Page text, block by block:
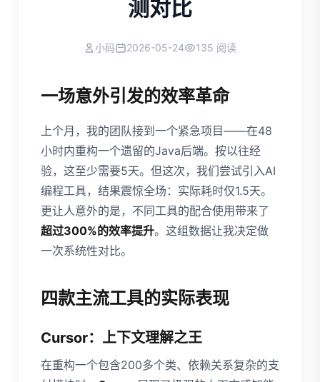
测对比
小码 2026-05-24 135 阅读
一场意外引发的效率革命
上个月，我的团队接到一个紧急项目——在48
小时内重构一个遗留的Java后端。按以往经
验，这至少需要5天。但这次，我们尝试引入AI
编程工具，结果震惊全场：实际耗时仅1.5天。
更让人意外的是，不同工具的配合使用带来了
超过300%的效率提升。这组数据让我决定做
一次系统性对比。
四款主流工具的实际表现
Cursor：上下文理解之王
在重构一个包含200多个类、依赖关系复杂的支